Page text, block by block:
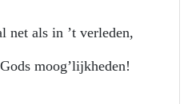
net als in ’t verleden,
moog’lijkheden!